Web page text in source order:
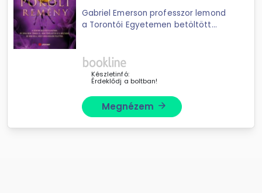
Gabriel Emerson professzor lemond
a Torontói Egyetemen betöltött
benne, hogy együtt bármivel
képesek ...
Készletinfó:
Érdeklődj a boltban!
Megnézem arrow_forward